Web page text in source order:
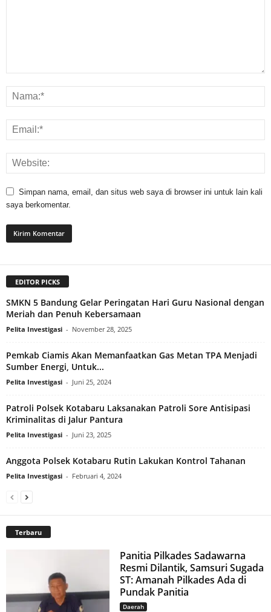
Simpan nama, email, dan situs web saya di browser ini untuk lain kali
saya berkomentar.
EDITOR PICKS
SMKN 5 Bandung Gelar Peringatan Hari Guru Nasional dengan
Meriah dan Penuh Kebersamaan
Pelita Investigasi - November 28, 2025
Pemkab Ciamis Akan Memanfaatkan Gas Metan TPA Menjadi
Sumber Energi, Untuk...
Pelita Investigasi - Juni 25, 2024
Patroli Polsek Kotabaru Laksanakan Patroli Sore Antisipasi
Kriminalitas di Jalur Pantura
Pelita Investigasi - Juni 23, 2025
Anggota Polsek Kotabaru Rutin Lakukan Kontrol Tahanan
Pelita Investigasi - Februari 4, 2024
Terbaru
Panitia Pilkades Sadawarna
Resmi Dilantik, Samsuri Sugada
ST: Amanah Pilkades Ada di
Pundak Panitia
Daerah